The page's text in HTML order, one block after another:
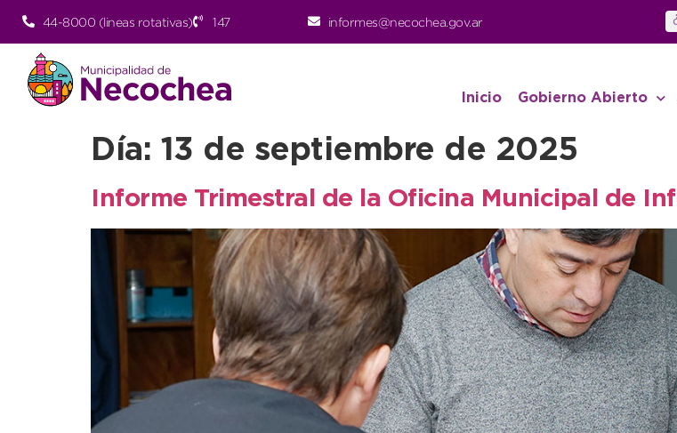
44-8000 (lineas rotativas) 147 informes@necochea.gov.ar
Inicio Gobierno Abierto
Día: 13 de septiembre de 2025
Informe Trimestral de la Oficina Municipal de